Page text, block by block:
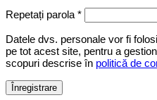
Repetați parola *
Datele dvs. personale vor fi
pe tot acest site, pentru a
scopuri descrise în politică de
Înregistrare